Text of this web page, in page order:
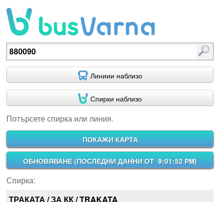
Потърсете спирка или линия.
Линиии наблизо
Спирки наблизо
Потърсете спирка или линия.
ПОКАЖИ КАРТА
ОБНОВЯВАНЕ (ПОСЛЕДНИ ДАННИ ОТ 9:01:52 PM)
Спирка:
ТРАКАТА / ЗА КК / TRAKATA